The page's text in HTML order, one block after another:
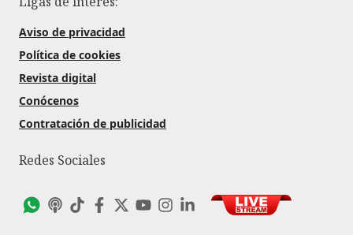
Aviso de privacidad
Política de cookies
Revista digital
Conócenos
Contratación de publicidad
Redes Sociales